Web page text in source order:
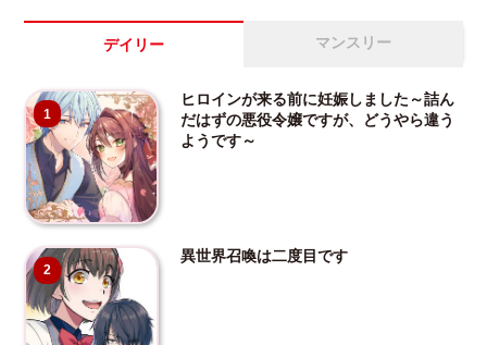
デイリー マンスリー
1
ヒロインが来る前に妊娠しました～詰ん
だはずの悪役令嬢ですが、どうやら違う
ようです～
2
異世界召喚は二度目です